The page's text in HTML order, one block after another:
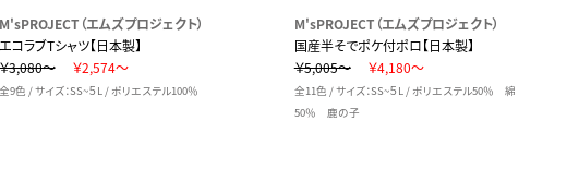
M'sPROJECT（エムズプロジェクト）
エコラブTシャツ【日本製】
3,080～
￥2,574～
全9色 / サイズ：SS~５L / ポリエステル100％
M'sPROJECT（エムズプロジェクト）
国産半そでポケ付ポロ【日本製】
￥5,005～
￥4,180～
全11色 / サイズ：SS~５L / ポリエステル50％ 綿
50％ 鹿の子